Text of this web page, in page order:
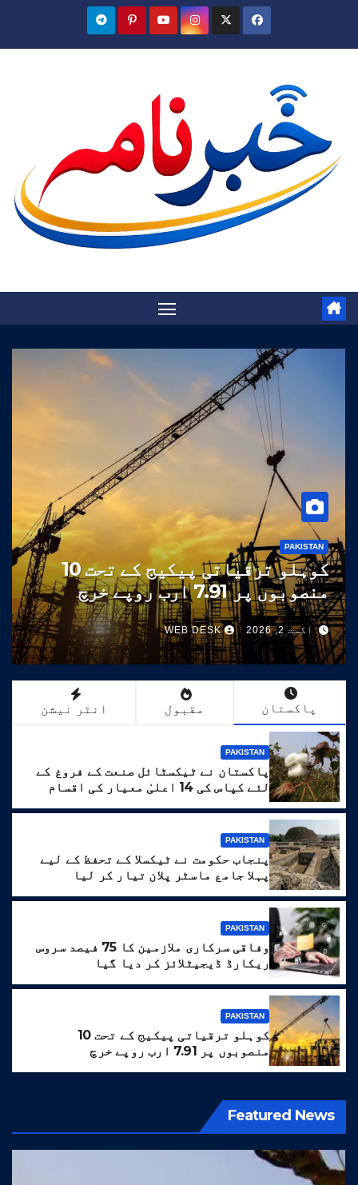
PAKISTAN
چترال-بونی-مستوج-شندور شاہراہ
کے چاروں پیکیجز دسمبر 2026 تک
مکمل کرنے کا ہدف مقرر
جولائی 31, 2026 WEB DESK
پاکستان مقبول انٹر نیشن
PAKISTAN
پاکستان نے ٹیکسٹائل صنعت کے فروغ کے
لئے کپاس کی 14 اعلیٰ معیار کی اقسام
PAKISTAN
پنجاب حکومت نے ٹیکسلا کے تحفظ کے لیے
پہلا جامع ماسٹر پلان تیار کر لیا
PAKISTAN
وفاقی سرکاری ملازمین کا 75 فیصد سروس
ریکارڈ ڈیجیٹلائز کر دیا گیا
PAKISTAN
کوہلو ترقیاتی پیکیج کے تحت 10
منصوبوں پر 7.91 ارب روپے خرچ
Featured News